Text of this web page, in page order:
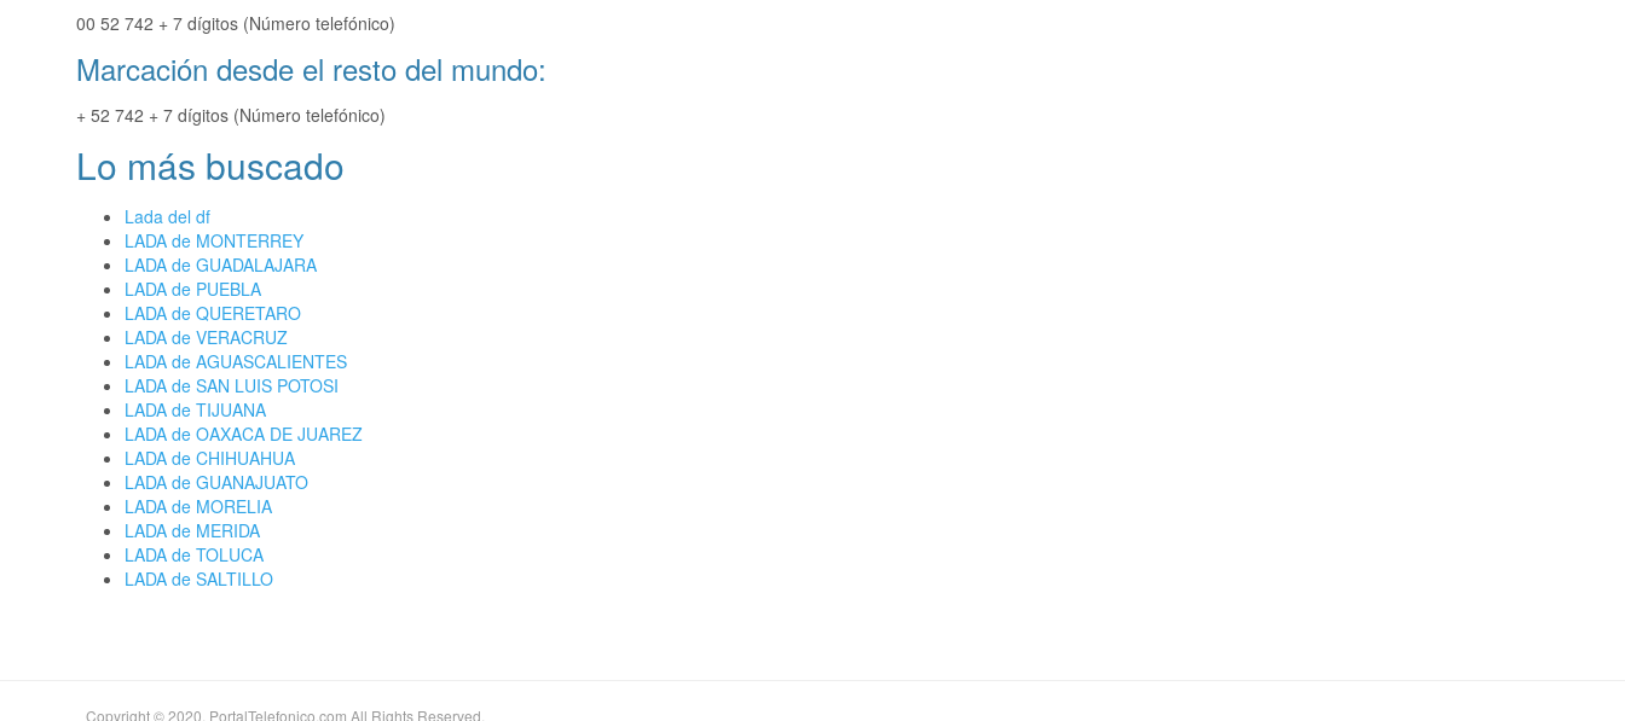
00 52 742 + 7 dígitos (Número telefónico)
Marcación desde el resto del mundo:
+ 52 742 + 7 dígitos (Número telefónico)
Lo más buscado
Lada del df
LADA de MONTERREY
LADA de GUADALAJARA
LADA de PUEBLA
LADA de QUERETARO
LADA de VERACRUZ
LADA de AGUASCALIENTES
LADA de SAN LUIS POTOSI
LADA de TIJUANA
LADA de OAXACA DE JUAREZ
LADA de CHIHUAHUA
LADA de GUANAJUATO
LADA de MORELIA
LADA de MERIDA
LADA de TOLUCA
LADA de SALTILLO
Copyright © 2020. PortalTelefonico.com All Rights Reserved.